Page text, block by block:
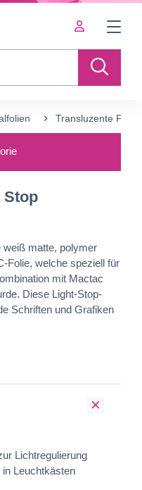
Transluzente
Stop
weiß matte, polymer
Folie, welche speziell für
mit Mactac
Diese Light-Stop-
Schriften und Grafiken
Lichtregulierung
Leuchtkästen